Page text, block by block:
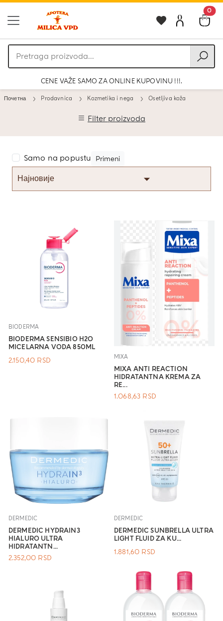
0
Pretraga
proizvoda
CENE VAŽE SAMO ZA ONLINE KUPOVINU !!!.
Почетна Prodavnica Kozmetika i nega Osetljiva koža
Filter proizvoda
Samo na popustu Primeni
BIODERMA
BIODERMA SENSIBIO H2O
MICELARNA VODA 850ML
2.150,40 RSD MIXA
MIXA ANTI REACTION
HIDRATANTNA KREMA ZA
RE...
1.068,63 RSD
DERMEDIC
DERMEDIC HYDRAIN3
HIALURO ULTRA
HIDRATANTN...
2.352,00 RSD
DERMEDIC
DERMEDIC SUNBRELLA ULTRA
LIGHT FLUID ZA KU...
1.881,60 RSD